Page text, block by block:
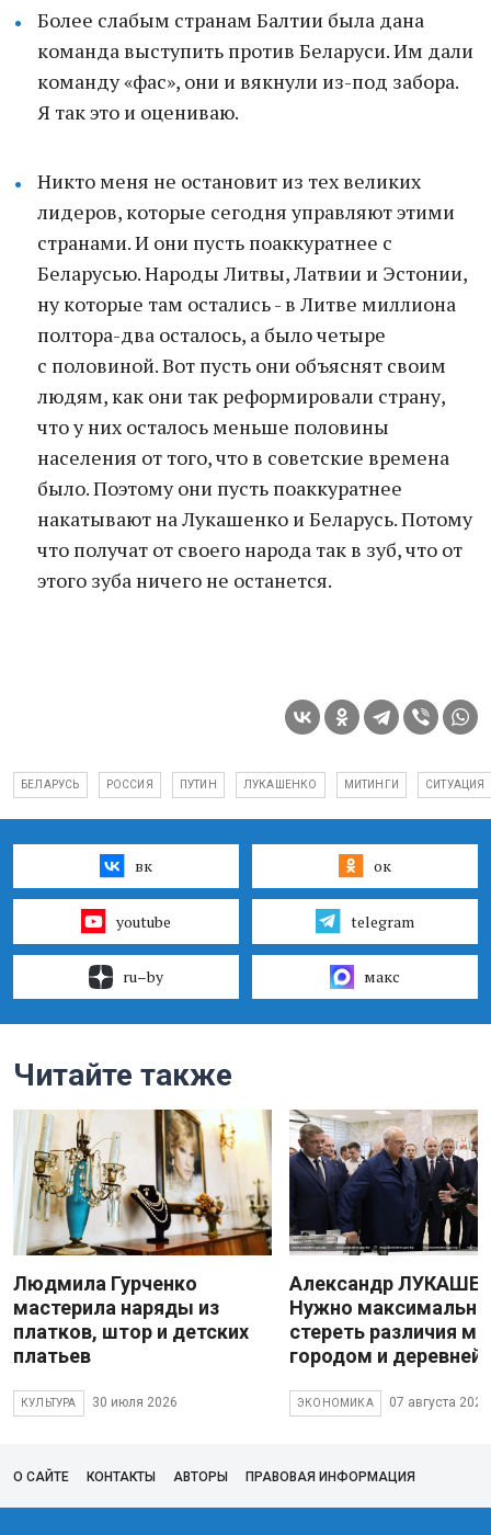
Более слабым странам Балтии была дана
команда выступить против Беларуси. Им дали
команду «фас», они и вякнули из-под забора.
Я так это и оцениваю.
Никто меня не остановит из тех великих
лидеров, которые сегодня управляют этими
странами. И они пусть поаккуратнее с
Беларусью. Народы Литвы, Латвии и Эстонии,
ну которые там остались - в Литве миллиона
полтора-два осталось, а было четыре
с половиной. Вот пусть они объяснят своим
людям, как они так реформировали страну,
что у них осталось меньше половины
населения от того, что в советские времена
было. Поэтому они пусть поаккуратнее
накатывают на Лукашенко и Беларусь. Потому
что получат от своего народа так в зуб, что от
этого зуба ничего не останется.
БЕЛАРУСЬ РОССИЯ ПУТИН ЛУКАШЕНКО МИТИНГИ СИТУАЦИЯ
вк ок
youtube telegram
ru–by макс
Читайте также
Людмила Гурченко
мастерила наряды из
платков, штор и детских
платьев
КУЛЬТУРА 30 июля 2026
Александр
Нужно максимально
стереть различия
городом и деревней
ЭКОНОМИКА 07 августа 2026
О САЙТЕ КОНТАКТЫ АВТОРЫ ПРАВОВАЯ ИНФОРМАЦИЯ